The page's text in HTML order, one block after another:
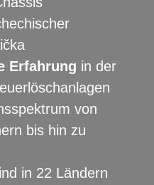
Erfahrung in der
von
bis hin zu
in 22 Ländern